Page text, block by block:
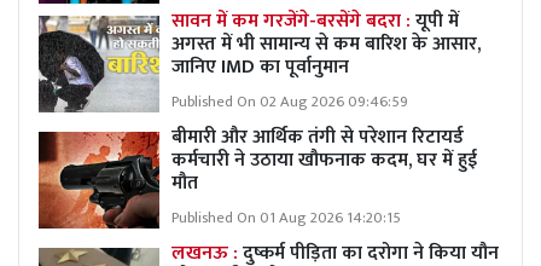
सावन में कम गरजेंगे-बरसेंगे बदरा :यूपी में
अगस्त में भी सामान्य से कम बारिश के आसार,
जानिए IMD का पूर्वानुमान
Published On 02 Aug 2026 09:46:59
बीमारी और आर्थिक तंगी से परेशान रिटायर्ड
कर्मचारी ने उठाया खौफनाक कदम, घर में हुई
मौत
Published On 01 Aug 2026 14:20:15
लखनऊ :दुष्कर्म पीड़िता का दरोगा ने किया यौन